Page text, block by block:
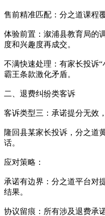
售前精准匹配：分之道课程
体验前置：溆浦县教育局的
度和兴趣度再成交。
不满快速处理：有家长投诉
霸王条款激化矛盾。
二、退费纠纷类客诉
客诉类型三：承诺提分无效
隆回县某家长投诉，分之道
话。
应对策略：
承诺有边界：分之道平台对
结果。
协议留痕：所有涉及退费承